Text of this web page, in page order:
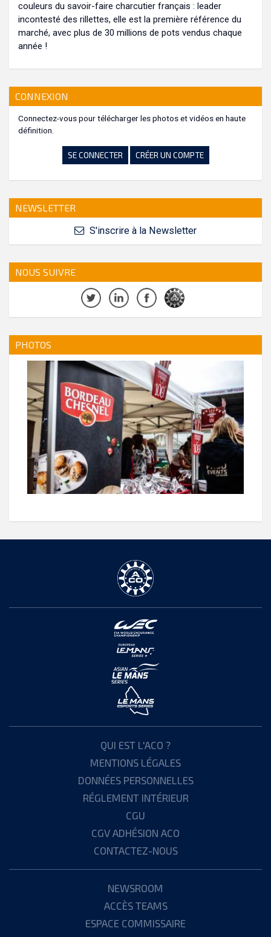
couleurs du savoir-faire charcutier français : leader
incontesté des rillettes, elle est la première référence du
marché, avec plus de 30 millions de pots vendus chaque
année !
CONNEXION
Connectez-vous pour télécharger les photos et vidéos en haute
définition.
SE CONNECTER CRÉER UN COMPTE
NEWSLETTER
S'inscrire à la Newsletter
NOUS SUIVRE
PHOTOS
QUI EST L'ACO ?
MENTIONS LÉGALES
DONNÉES PERSONNELLES
RÉGLEMENT INTÉRIEUR
CGU
CGV ADHÉSION ACO
CONTACTEZ-NOUS
NEWSROOM
ACCÈS TEAMS
ESPACE COMMISSAIRE